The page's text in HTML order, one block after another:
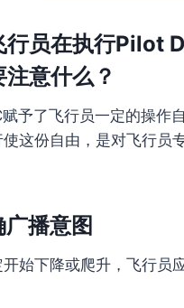
行员在执行Pilot
注意什么？
予了飞行员一定的操作
这份自由，是对飞行员
广播意图
始下降或爬升，飞行员